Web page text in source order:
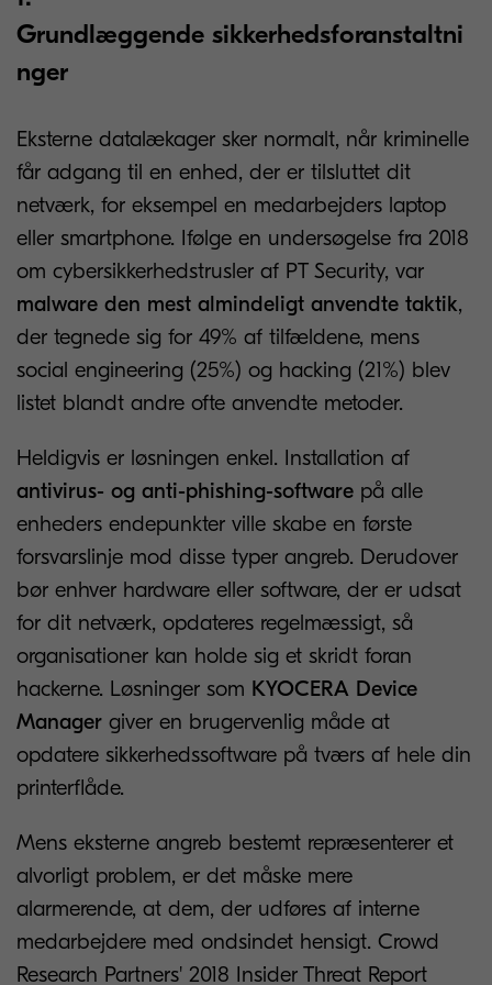
Grundlæggende sikkerhedsforanstaltni
nger
Eksterne datalækager sker normalt, når kriminelle
får adgang til en enhed, der er tilsluttet dit
netværk, for eksempel en medarbejders laptop
eller smartphone. Ifølge en undersøgelse fra 2018
om cybersikkerhedstrusler af PT Security, var
malware den mest almindeligt anvendte taktik,
der tegnede sig for 49% af tilfældene, mens
social engineering (25%) og hacking (21%) blev
listet blandt andre ofte anvendte metoder.
Heldigvis er løsningen enkel. Installation af
antivirus- og anti-phishing-software på alle
enheders endepunkter ville skabe en første
forsvarslinje mod disse typer angreb. Derudover
bør enhver hardware eller software, der er udsat
for dit netværk, opdateres regelmæssigt, så
organisationer kan holde sig et skridt foran
hackerne. Løsninger som KYOCERA Device
Manager giver en brugervenlig måde at
opdatere sikkerhedssoftware på tværs af hele din
printerflåde.
Mens eksterne angreb bestemt repræsenterer et
alvorligt problem, er det måske mere
alarmerende, at dem, der udføres af interne
medarbejdere med ondsindet hensigt. Crowd
Research Partners' 2018 Insider Threat Report